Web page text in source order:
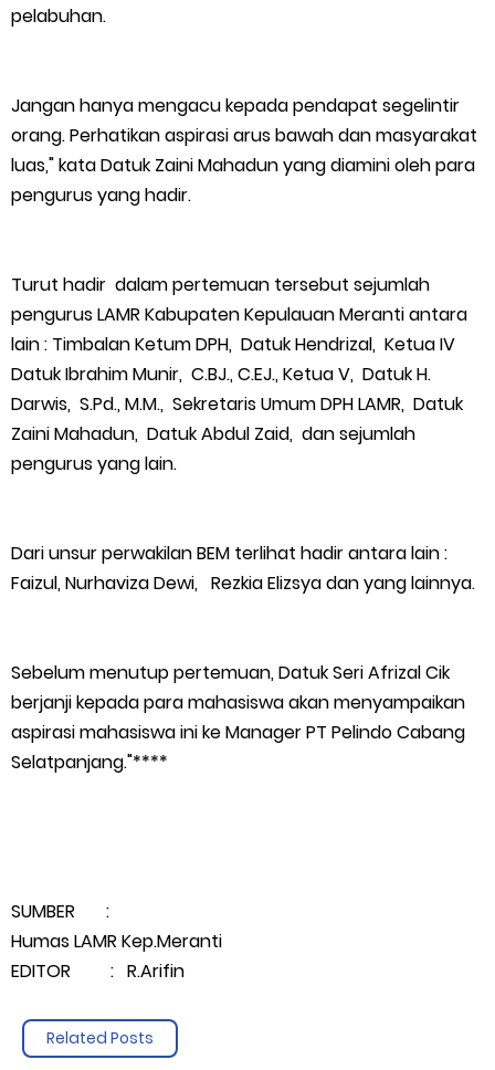
pelabuhan.
Jangan hanya mengacu kepada pendapat segelintir
orang. Perhatikan aspirasi arus bawah dan masyarakat
luas," kata Datuk Zaini Mahadun yang diamini oleh para
pengurus yang hadir.
Turut hadir dalam pertemuan tersebut sejumlah
pengurus LAMR Kabupaten Kepulauan Meranti antara
lain : Timbalan Ketum DPH, Datuk Hendrizal, Ketua IV
Datuk Ibrahim Munir, C.BJ., C.EJ., Ketua V, Datuk H.
Darwis, S.Pd., M.M., Sekretaris Umum DPH LAMR, Datuk
Zaini Mahadun, Datuk Abdul Zaid, dan sejumlah
pengurus yang lain.
Dari unsur perwakilan BEM terlihat hadir antara lain :
Faizul, Nurhaviza Dewi, Rezkia Elizsya dan yang lainnya.
Sebelum menutup pertemuan, Datuk Seri Afrizal Cik
berjanji kepada para mahasiswa akan menyampaikan
aspirasi mahasiswa ini ke Manager PT Pelindo Cabang
Selatpanjang."****
SUMBER :
Humas LAMR Kep.Meranti
EDITOR : R.Arifin
Related Posts